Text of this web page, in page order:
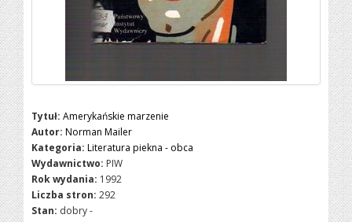
Tytuł: Amerykańskie marzenie
Autor: Norman Mailer
Kategoria: Literatura piekna - obca
Wydawnictwo: PIW
Rok wydania: 1992
Liczba stron: 292
Stan: dobry -